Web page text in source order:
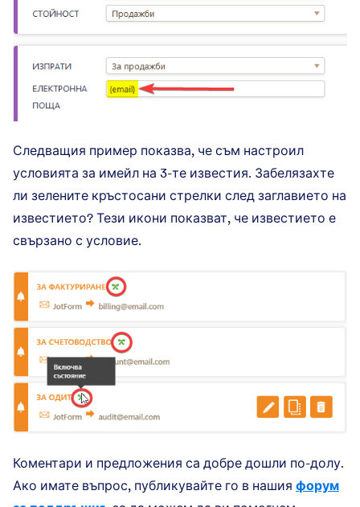
Следващия пример показва, че съм настроил
условията за имейл на 3-те известия. Забелязахте
ли зелените кръстосани стрелки след заглавието на
известието? Тези икони показват, че известието е
свързано с условие.
Коментари и предложения са добре дошли по-долу.
Ако имате въпрос, публикувайте го в нашия форум